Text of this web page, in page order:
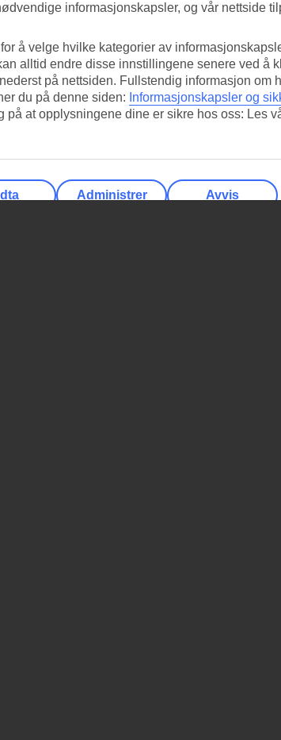
informasjonskapsler, og vår nettside
å velge hvilke kategorier av
alltid endre disse innstillingene senere ved å
på nettsiden. Fullstendig informasjon om
du på denne siden: Informasjonskapsler og
på at opplysningene dine er sikre hos oss: Les
Administrer Avvis